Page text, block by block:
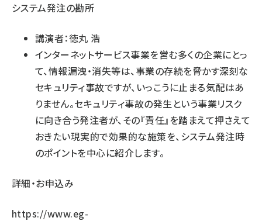
システム発注の勘所
講演者：徳丸 浩
インターネットサービス事業を営む多くの企業にとっ
て、情報漏洩・消失等は、事業の存続を脅かす深刻な
セキュリティ事故ですが、いっこうに止まる気配はあ
りません。セキュリティ事故の発生という事業リスク
に向き合う発注者が、その『責任』を踏まえて押さえて
おきたい現実的で効果的な施策を、システム発注時
のポイントを中心に紹介します。
詳細・お申込み
https://www.eg-